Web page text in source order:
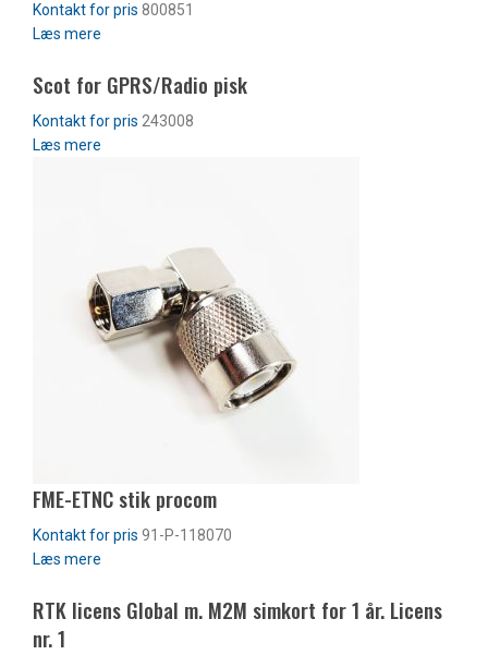
800851
Læs mere
Scot for GPRS/Radio pisk
243008
Læs mere
FME-ETNC stik procom
91-P-118070
Læs mere
RTK licens Global m. M2M simkort for 1 år. Licens
nr. 1